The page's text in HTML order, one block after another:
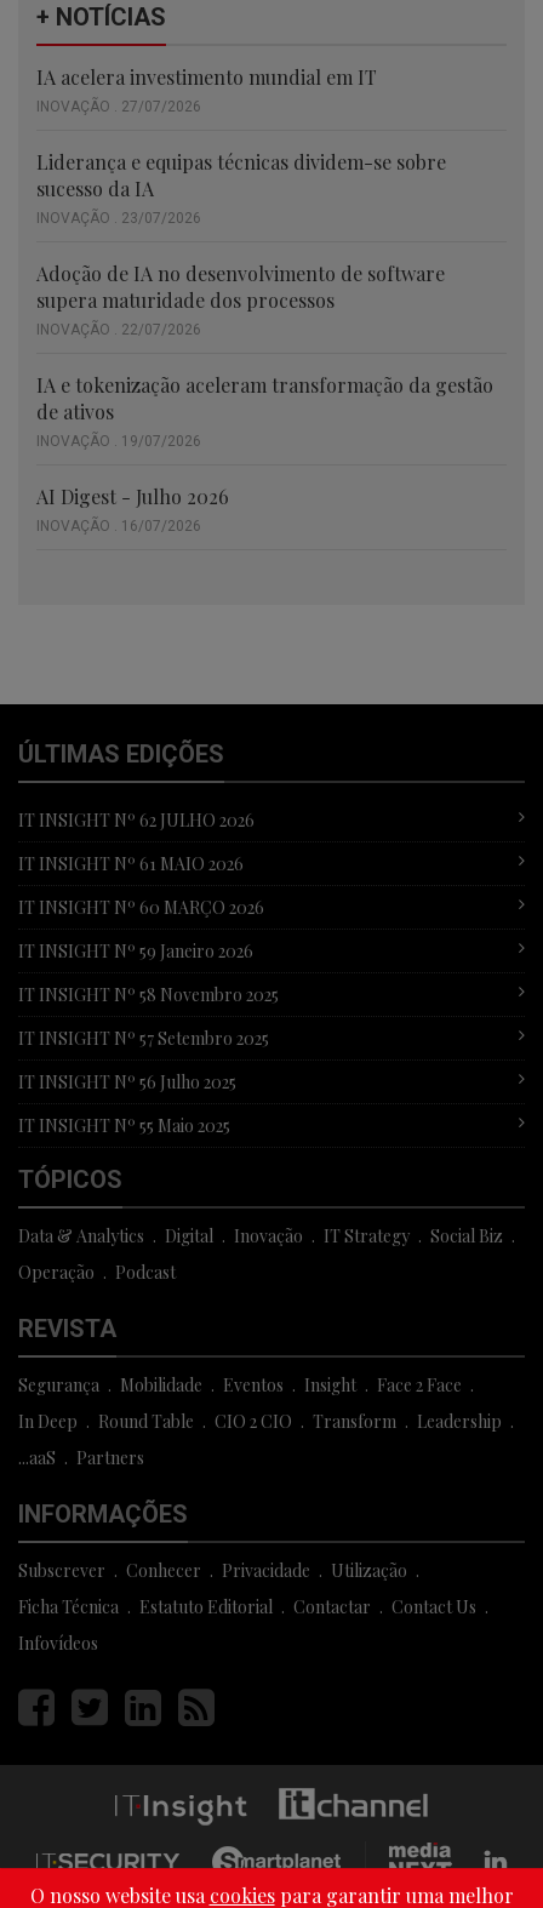
+ NOTÍCIAS
IA acelera investimento mundial em IT
INOVAÇÃO . 27/07/2026
Liderança e equipas técnicas dividem-se sobre
sucesso da IA
INOVAÇÃO . 23/07/2026
Adoção de IA no desenvolvimento de software
supera maturidade dos processos
INOVAÇÃO . 22/07/2026
IA e tokenização aceleram transformação da gestão
de ativos
INOVAÇÃO . 19/07/2026
AI Digest - Julho 2026
INOVAÇÃO . 16/07/2026
ÚLTIMAS EDIÇÕES
IT INSIGHT Nº 62 JULHO 2026
IT INSIGHT Nº 61 MAIO 2026
IT INSIGHT Nº 60 MARÇO 2026
IT INSIGHT Nº 59 Janeiro 2026
IT INSIGHT Nº 58 Novembro 2025
IT INSIGHT Nº 57 Setembro 2025
IT INSIGHT Nº 56 Julho 2025
IT INSIGHT Nº 55 Maio 2025
TÓPICOS
Data & Analytics Digital Inovação IT Strategy
Social Biz
Operação
Podcast
REVISTA
Segurança Mobilidade Eventos Insight
Face 2 Face
In Deep
Round Table CIO 2 CIO Transform
Leadership
...aaS
Partners
INFORMAÇÕES
Subscrever Conhecer Privacidade
Utilização
Ficha Técnica
Estatuto Editorial Contactar
Contact Us
Infovídeos
Página
facebook
Página
twitter
Página
linkedin
Página
rss
O nosso website usa cookiespara garantir uma melhor